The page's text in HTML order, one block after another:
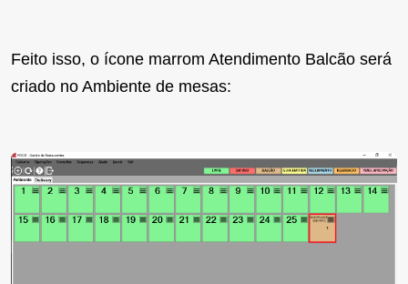
Feito isso, o ícone marrom Atendimento Balcão será
criado no Ambiente de mesas: